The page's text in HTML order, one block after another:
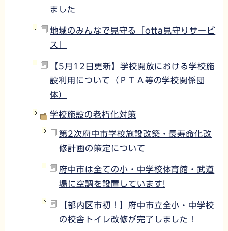
ました
地域のみんなで見守る「otta見守りサービ
ス」
【5月12日更新】学校開放における学校施
設利用について（ＰＴＡ等の学校関係団
体）
学校施設の老朽化対策
第2次府中市学校施設改築・長寿命化改
修計画の策定について
府中市は全ての小・中学校体育館・武道
場に空調を設置しています!
【都内区市初！】府中市立全小・中学校
の校舎トイレ改修が完了しました！